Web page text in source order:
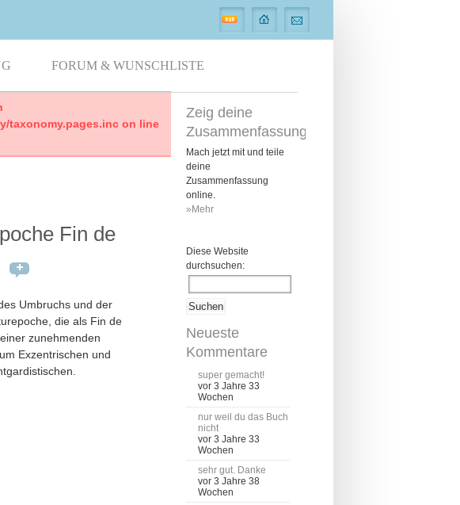
FORUM & WUNSCHLISTE
taxonomy.pages.inc on line
Fin de
Umbruchs und der
die als Fin de
zunehmenden
Exzentrischen und
Zeig deine
Zusammenfassung
Mach jetzt mit und teile
deine
Zusammenfassung
online.
»Mehr
Diese Website
durchsuchen:
Neueste
Kommentare
super gemacht!
vor 3 Jahre 33
Wochen
nur weil du das Buch
nicht
vor 3 Jahre 33
Wochen
sehr gut. Danke
vor 3 Jahre 38
Wochen